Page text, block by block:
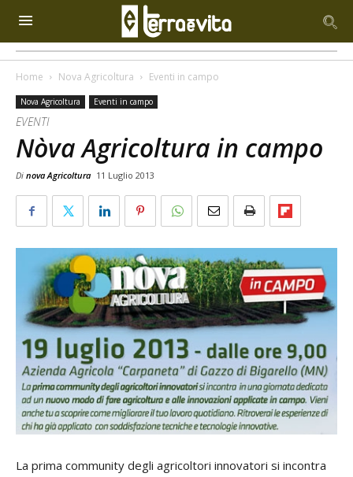
Home Nova Agricoltura Eventi in campo
Nova Agricoltura Eventi in campo
EVENTI
Nòva Agricoltura in campo
Di nova Agricoltura 11 Luglio 2013
La prima community degli agricoltori innovatori si incontra